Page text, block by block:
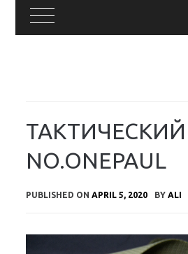
NO.ONEPAUL
PUBLISHED ON APRIL 5, 2020 BY ALI